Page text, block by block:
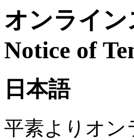
オンライ
Notice of
日本語
平素よりオン